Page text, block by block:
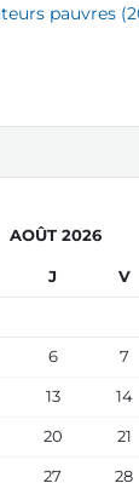
pauvres
AOÛT 2026
J V
6 7
13 14
20 21
27 28